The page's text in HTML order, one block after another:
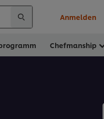
Anmelden
Chefmanship